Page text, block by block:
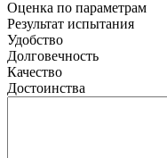
Оценка по параметрам
Результат испытания
Удобство
Долговечность
Качество
Достоинства